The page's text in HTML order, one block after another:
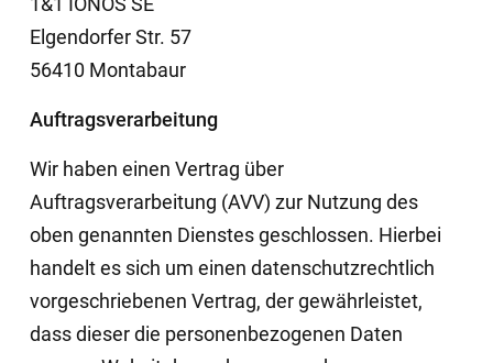
1&1 IONOS SE
Elgendorfer Str. 57
56410 Montabaur
Auftragsverarbeitung
Wir haben einen Vertrag über
Auftragsverarbeitung (AVV) zur Nutzung des
oben genannten Dienstes geschlossen. Hierbei
handelt es sich um einen datenschutzrechtlich
vorgeschriebenen Vertrag, der gewährleistet,
dass dieser die personenbezogenen Daten